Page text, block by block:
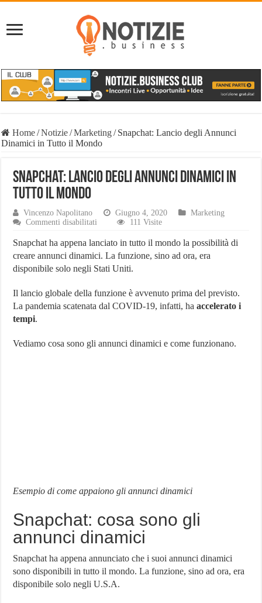
Home/Notizie/Marketing/ Snapchat: Lancio degli Annunci
Dinamici in Tutto il Mondo
Snapchat: Lancio degli Annunci Dinamici in
Tutto il Mondo
Vincenzo Napolitano Giugno 4, 2020
Marketing
Commenti disabilitati
Lancio
Annunci
Dinamici
il
Mondo
111 Visite
Snapchat ha appena lanciato in tutto il mondo la possibilità di
creare annunci dinamici. La funzione, sino ad ora, era
disponibile solo negli Stati Uniti.
Il lancio globale della funzione è avvenuto prima del previsto.
La pandemia scatenata dal COVID-19, infatti, haaccelerato i
tempi.
Vediamo cosa sono gli annunci dinamici e come funzionano.
Esempio di come appaiono gli annunci dinamici
Snapchat: cosa sono gli
annunci dinamici
Snapchat ha appena annunciato che i suoi annunci dinamici
sono disponibili in tutto il mondo. La funzione, sino ad ora, era
disponibile solo negli U.S.A.